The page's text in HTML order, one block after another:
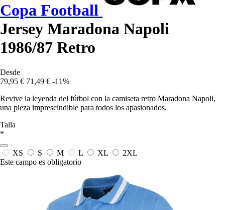
Copa Football
Jersey Maradona Napoli
1986/87 Retro
Desde
79,95 € 71,49 € -11%
Revive la leyenda del fútbol con la camiseta retro Maradona Napoli,
una pieza imprescindible para todos los apasionados.
Talla
*
XS S M L XL
2XL
Este campo es obligatorio